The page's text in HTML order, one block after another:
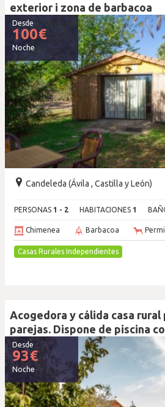
exterior i zona de barbacoa
Desde
100€
Noche
Candeleda (Ávila , Castilla y León)
PERSONAS 1 - 2 HABITACIONES 1
Chimenea Barbacoa
Casas Rurales Independientes
Acogedora y cálida casa
parejas. Dispone de piscina
Desde
93€
Noche